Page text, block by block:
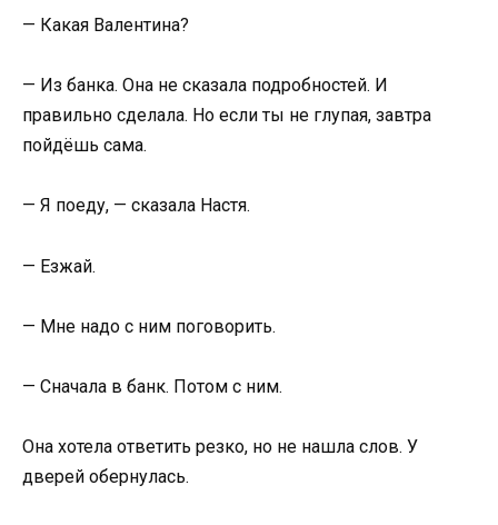
— Какая Валентина?
— Из банка. Она не сказала подробностей. И
правильно сделала. Но если ты не глупая, завтра
пойдёшь сама.
— Я поеду, — сказала Настя.
— Езжай.
— Мне надо с ним поговорить.
— Сначала в банк. Потом с ним.
Она хотела ответить резко, но не нашла слов. У
дверей обернулась.